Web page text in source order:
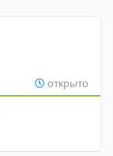
открыто